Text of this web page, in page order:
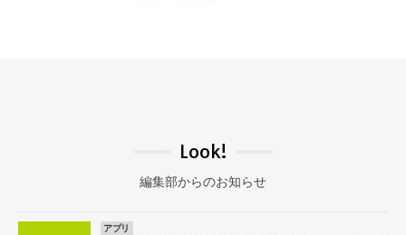
Look!
編集部からのお知らせ
アプリ